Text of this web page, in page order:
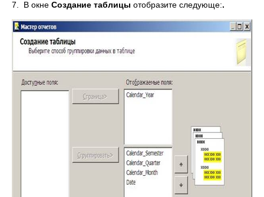
7. В окне Создание таблицы отобразите следующе:.